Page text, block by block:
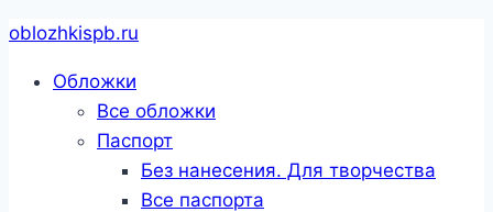
Перейти
содержанию
oblozhkispb.ru
Обложки
Все обложки
Паспорт
Без нанесения. Для творчества
Все паспорта